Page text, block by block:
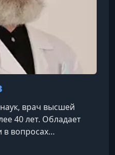
врач высшей
40 лет. Обладает
вопросах
или